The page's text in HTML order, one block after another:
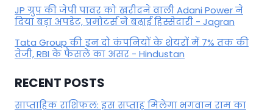
JP ग्रुप की जेपी पावर को खरीदने वाली Adani Power ने
दिया बड़ा अपडेट, प्रमोटर्स ने बढ़ाई हिस्सेदारी - Jagran
Tata Group की इन दो कंपनियों के शेयरों में 7% तक की
तेजी, RBI के फैसले का असर - Hindustan
RECENT POSTS
साप्ताहिक राशिफल: इस सप्ताह मिलेगा भगवान राम का